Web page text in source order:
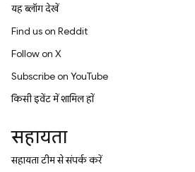
यह ब्लॉग देखें
Find us on Reddit
Follow on X
Subscribe on YouTube
किसी इवेंट में शामिल हों
सहायता
सहायता टीम से संपर्क करें